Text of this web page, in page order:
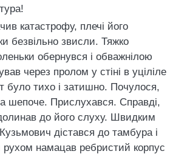
катастрофу, плечi його
безвiльно звисли. Тяжко
обернувся i обважнiлою
через пролом у стiнi в уцiлiле
було тихо i затишно. Почулося,
шепоче. Прислухався. Справдi,
до його слуху. Швидким
дiстався до тамбура i
намацав ребристий корпус